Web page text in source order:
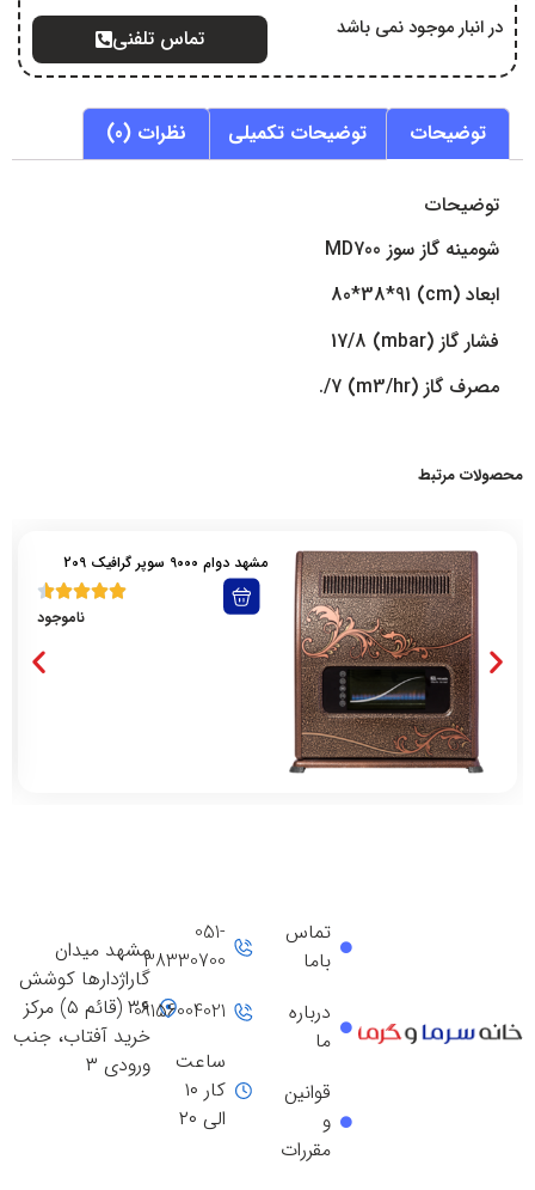
در انبار موجود نمی باشد تماس تلفنی
توضیحات توضیحات تکمیلی نظرات (0)
توضیحات
شومینه گاز سوز MD700
ابعاد (cm) 80*38*91
فشار گاز (mbar) 17/8
مصرف گاز (m3/hr) 7/.
محصولات مرتبط
مشهد دوام 9000 سوپر گرافیک 209
ناموجود
مشهد میدان
گاراژدارها کوشش
۳۶ (قائم ۵) مرکز
خرید آفتاب، جنب
ورودی ۳
051-
38330700
09156004021
ساعت
کار ۱۰
الی ۲۰
تماس
باما
درباره
ما
قوانین
و
مقررات